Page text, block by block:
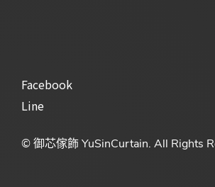
Facebook
Line
© 御芯傢飾 YuSinCurtain. All Rights